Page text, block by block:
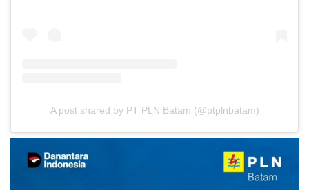
A post shared by PT PLN Batam (@ptplnbatam)